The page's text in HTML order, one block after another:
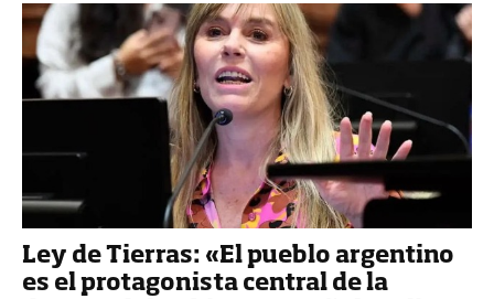
Ley de Tierras: «El pueblo argentino
es el protagonista central de la